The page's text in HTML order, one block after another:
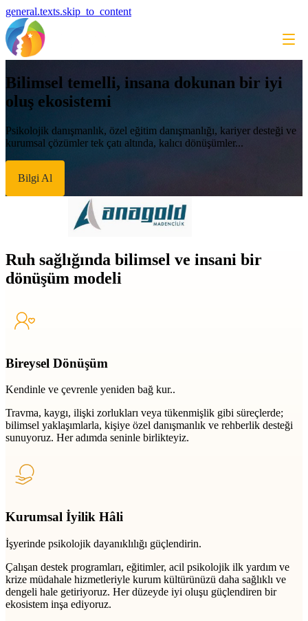
general.texts.skip_to_content
Bilimsel temelli, insana dokunan bir iyi
oluş ekosistemi
Psikolojik danışmanlık, özel eğitim danışmanlığı, kariyer desteği ve
kurumsal çözümler tek çatı altında, kalıcı dönüşümler...
Bilgi Al
Ruh sağlığında bilimsel ve insani bir
dönüşüm modeli
Bireysel Dönüşüm
Kendinle ve çevrenle yeniden bağ kur..
Travma, kaygı, ilişki zorlukları veya tükenmişlik gibi süreçlerde;
bilimsel yaklaşımlarla, kişiye özel danışmanlık ve rehberlik desteği
sunuyoruz. Her adımda seninle birlikteyiz.
Kurumsal İyilik Hâli
İşyerinde psikolojik dayanıklılığı güçlendirin.
Çalışan destek programları, eğitimler, acil psikolojik ilk yardım ve
krize müdahale hizmetleriyle kurum kültürünüzü daha sağlıklı ve
dengeli hale getiriyoruz. Her düzeyde iyi oluşu güçlendiren bir
ekosistem inşa ediyoruz.